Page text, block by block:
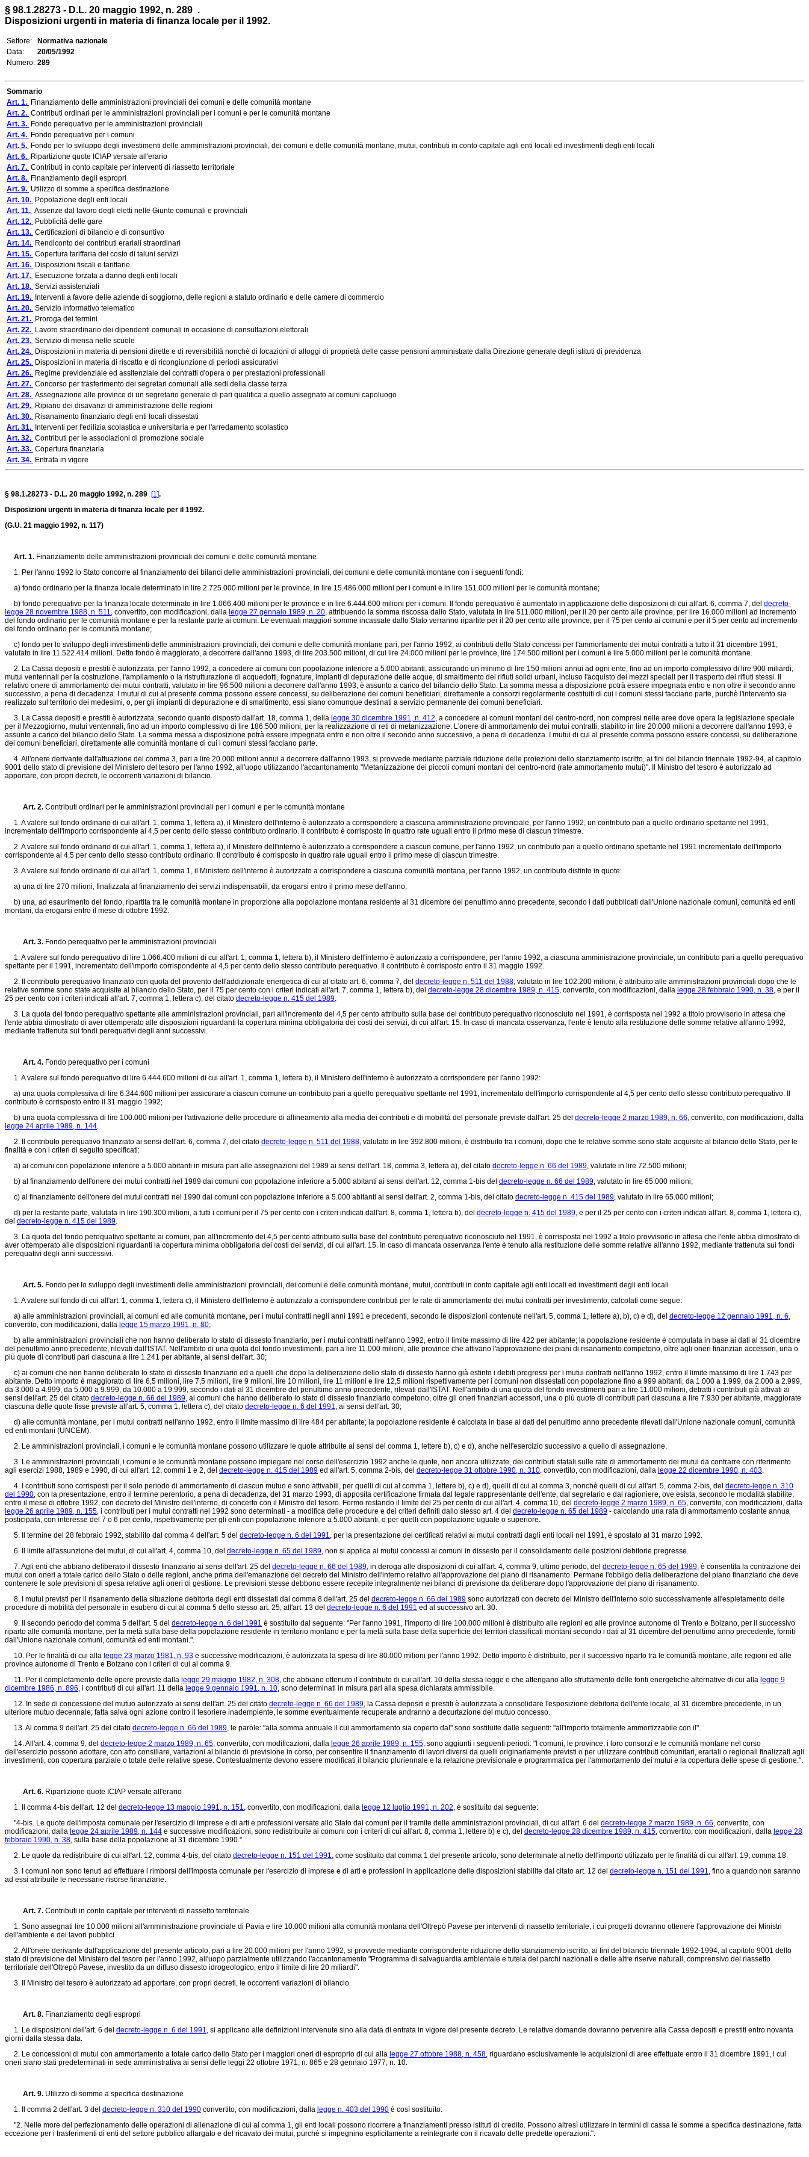
§ 98.1.28273 - D.L. 20 maggio 1992, n. 289 .
Disposizioni urgenti in materia di finanza locale per il 1992.
Settore:
Normativa nazionale
Data:
20/05/1992
Numero: 289
Sommario
Art. 1. Finanziamento delle amministrazioni provinciali dei comuni e delle comunità montane
Art. 2. Contributi ordinari per le amministrazioni provinciali per i comuni e per le comunità montane
Art. 3. Fondo perequativo per le amministrazioni provinciali
Art. 4. Fondo perequativo per i comuni
Art. 5. Fondo per lo sviluppo degli investimenti delle amministrazioni provinciali, dei comuni e delle comunità montane, mutui, contributi in conto capitale agli enti locali ed investimenti degli enti locali
Art. 6. Ripartizione quote ICIAP versate all'erario
Art. 7. Contributi in conto capitale per interventi di riassetto territoriale
Art. 8. Finanziamento degli espropri
Art. 9. Utilizzo di somme a specifica destinazione
Art. 10. Popolazione degli enti locali
Art. 11. Assenze dal lavoro degli eletti nelle Giunte comunali e provinciali
Art. 12. Pubblicità delle gare
Art. 13. Certificazioni di bilancio e di consuntivo
Art. 14. Rendiconto dei contributi erariali straordinari
Art. 15. Copertura tariffaria del costo di taluni servizi
Art. 16. Disposizioni fiscali e tariffarie
Art. 17. Esecuzione forzata a danno degli enti locali
Art. 18. Servizi assistenziali
Art. 19.
Interventi a favore delle aziende di soggiorno, delle regioni a statuto ordinario e delle camere di commercio
Art. 20. Servizio informativo telematico
Art. 21. Proroga dei termini
Art. 22. Lavoro straordinario dei dipendenti comunali in occasione di consultazioni elettorali
Art. 23. Servizio di mensa nelle scuole
Art. 24. Disposizioni in materia di pensioni dirette e di reversibilità nonchè di locazioni di alloggi di proprietà delle casse pensioni amministrate dalla Direzione generale degli istituti di previdenza
Art. 25. Disposizioni in materia di riscatto e di ricongiunzione di periodi assicurativi
Art. 26. Regime previdenziale ed assitenziale dei contratti d'opera o per prestazioni professionali
Art. 27. Concorso per trasferimento dei segretari comunali alle sedi della classe terza
Art. 28. Assegnazione alle province di un segretario generale di pari qualifica a quello assegnato ai comuni capoluogo
Art. 29. Ripiano dei disavanzi di amministrazione delle regioni
Art. 30. Risanamento finanziario degli enti locali dissestati
Art. 31.
Interventi per l'edilizia scolastica e universitaria e per l'arredamento scolastico
Art. 32. Contributi per le associazioni di promozione sociale
Art. 33. Copertura finanziaria
Art. 34. Entrata in vigore
§ 98.1.28273 - D.L. 20 maggio 1992, n. 289 [1].
Disposizioni urgenti in materia di finanza locale per il 1992.
(G.U. 21 maggio 1992, n. 117)
Art. 1. Finanziamento delle amministrazioni provinciali dei comuni e delle comunità montane
1. Per l'anno 1992 lo Stato concorre al finanziamento dei bilanci delle amministrazioni provinciali, dei comuni e delle comunità montane con i seguenti fondi:
a) fondo ordinario per la finanza locale determinato in lire 2.725.000 milioni per le province, in lire 15.486.000 milioni per i comuni e in lire 151.000 milioni per le comunità montane;
b) fondo perequativo per la finanza locale determinato in lire 1.066.400 milioni per le province e in lire 6.444.600 milioni per i comuni. Il fondo perequativo è aumentato in applicazione delle disposizioni di cui all'art. 6, comma 7, del decreto-
legge 28 novembre 1988, n. 511, convertito, con modificazioni, dalla legge 27 gennaio 1989, n. 20, attribuendo la somma riscossa dallo Stato, valutata in lire 511.000 milioni, per il 20 per cento alle province, per lire 16.000 milioni ad incremento
del fondo ordinario per le comunità montane e per la restante parte ai comuni. Le eventuali maggiori somme incassate dallo Stato verranno ripartite per il 20 per cento alle province, per il 75 per cento ai comuni e per il 5 per cento ad incremento
del fondo ordinario per le comunità montane;
c) fondo per lo sviluppo degli investimenti delle amministrazioni provinciali, dei comuni e delle comunità montane pari, per l'anno 1992, ai contributi dello Stato concessi per l'ammortamento dei mutui contratti a tutto il 31 dicembre 1991,
valutato in lire 11.522.414 milioni. Detto fondo è maggiorato, a decorrere dall'anno 1993, di lire 203.500 milioni, di cui lire 24.000 milioni per le province, lire 174.500 milioni per i comuni e lire 5.000 milioni per le comunità montane.
2. La Cassa depositi e prestiti è autorizzata, per l'anno 1992, a concedere ai comuni con popolazione inferiore a 5.000 abitanti, assicurando un minimo di lire 150 milioni annui ad ogni ente, fino ad un importo complessivo di lire 900 miliardi,
mutui ventennali per la costruzione, l'ampliamento o la ristrutturazione di acquedotti, fognature, impianti di depurazione delle acque, di smaltimento dei rifiuti solidi urbani, incluso l'acquisto dei mezzi speciali per il trasporto dei rifiuti stessi. Il
relativo onere di ammortamento dei mutui contratti, valutato in lire 96.500 milioni a decorrere dall'anno 1993, è assunto a carico del bilancio dello Stato. La somma messa a disposizione potrà essere impegnata entro e non oltre il secondo anno
successivo, a pena di decadenza. I mutui di cui al presente comma possono essere concessi, su deliberazione dei comuni beneficiari, direttamente a consorzi regolarmente costituiti di cui i comuni stessi facciano parte, purchè l'intervento sia
realizzato sul territorio dei medesimi, o, per gli impianti di depurazione e di smaltimento, essi siano comunque destinati a servizio permanente dei comuni beneficiari.
3. La Cassa depositi e prestiti è autorizzata, secondo quanto disposto dall'art. 18, comma 1, della legge 30 dicembre 1991, n. 412, a concedere ai comuni montani del centro-nord, non compresi nelle aree dove opera la legislazione speciale
per il Mezzogiorno, mutui ventennali, fino ad un importo complessivo di lire 186.500 milioni, per la realizzazione di reti di metanizzazione. L'onere di ammortamento dei mutui contratti, stabilito in lire 20.000 milioni a decorrere dall'anno 1993, è
assunto a carico del bilancio dello Stato. La somma messa a disposizione potrà essere impegnata entro e non oltre il secondo anno successivo, a pena di decadenza. I mutui di cui al presente comma possono essere concessi, su deliberazione
dei comuni beneficiari, direttamente alle comunità montane di cui i comuni stessi facciano parte.
4. All'onere derivante dall'attuazione del comma 3, pari a lire 20.000 milioni annui a decorrere dall'anno 1993, si provvede mediante parziale riduzione delle proiezioni dello stanziamento iscritto, ai fini del bilancio triennale 1992-94, al capitolo
9001 dello stato di previsione del Ministero del tesoro per l'anno 1992, all'uopo utilizzando l'accantonamento "Metanizzazione dei piccoli comuni montani del centro-nord (rate ammortamento mutui)". Il Ministro del tesoro è autorizzato ad
apportare, con propri decreti, le occorrenti variazioni di bilancio.
Art. 2. Contributi ordinari per le amministrazioni provinciali per i comuni e per le comunità montane
1. A valere sul fondo ordinario di cui all'art. 1, comma 1, lettera a), il Ministero dell'interno è autorizzato a corrispondere a ciascuna amministrazione provinciale, per l'anno 1992, un contributo pari a quello ordinario spettante nel 1991,
incrementato dell'importo corrispondente al 4,5 per cento dello stesso contributo ordinario. Il contributo è corrisposto in quattro rate uguali entro il primo mese di ciascun trimestre.
2. A valere sul fondo ordinario di cui all'art. 1, comma 1, lettera a), il Ministero dell'interno è autorizzato a corrispondere a ciascun comune, per l'anno 1992, un contributo pari a quello ordinario spettante nel 1991 incrementato dell'importo
corrispondente al 4,5 per cento dello stesso contributo ordinario. Il contributo è corrisposto in quattro rate uguali entro il primo mese di ciascun trimestre.
3. A valere sul fondo ordinario di cui all'art. 1, comma 1, il Ministero dell'interno è autorizzato a corrispondere a ciascuna comunità montana, per l'anno 1992, un contributo distinto in quote:
a) una di lire 270 milioni, finalizzata al finanziamento dei servizi indispensabili, da erogarsi entro il primo mese dell'anno;
b) una, ad esaurimento del fondo, ripartita tra le comunità montane in proporzione alla popolazione montana residente al 31 dicembre del penultimo anno precedente, secondo i dati pubblicati dall'Unione nazionale comuni, comunità ed enti
montani, da erogarsi entro il mese di ottobre 1992.
Art. 3. Fondo perequativo per le amministrazioni provinciali
1. A valere sul fondo perequativo di lire 1.066.400 milioni di cui all'art. 1, comma 1, lettera b), il Ministero dell'interno è autorizzato a corrispondere, per l'anno 1992, a ciascuna amministrazione provinciale, un contributo pari a quello perequativo
spettante per il 1991, incrementato dell'importo corrispondente al 4,5 per cento dello stesso contributo perequativo. Il contributo è corrisposto entro il 31 maggio 1992.
2. Il contributo perequativo finanziato con quota del provento dell'addizionale energetica di cui al citato art. 6, comma 7, del decreto-legge n. 511 del 1988, valutato in lire 102.200 milioni, è attribuito alle amministrazioni provinciali dopo che le
relative somme sono state acquisite al bilancio dello Stato, per il 75 per cento con i criteri indicati all'art. 7, comma 1, lettera b), del decreto-legge 28 dicembre 1989, n. 415, convertito, con modificazioni, dalla legge 28 febbraio 1990, n. 38, e per il
25 per cento con i criteri indicati all'art. 7, comma 1, lettera c), del citato decreto-legge n. 415 del 1989.
3. La quota del fondo perequativo spettante alle amministrazioni provinciali, pari all'incremento del 4,5 per cento attribuito sulla base del contributo perequativo riconosciuto nel 1991, è corrisposta nel 1992 a titolo provvisorio in attesa che
l'ente abbia dimostrato di aver ottemperato alle disposizioni riguardanti la copertura minima obbligatoria dei costi dei servizi, di cui all'art. 15. In caso di mancata osservanza, l'ente è tenuto alla restituzione delle somme relative all'anno 1992,
mediante trattenuta sui fondi perequativi degli anni successivi.
Art. 4. Fondo perequativo per i comuni
1. A valere sul fondo perequativo di lire 6.444.600 milioni di cui all'art. 1, comma 1, lettera b), il Ministero dell'interno è autorizzato a corrispondere per l'anno 1992:
a) una quota complessiva di lire 6.344.600 milioni per assicurare a ciascun comune un contributo pari a quello perequativo spettante nel 1991, incrementato dell'importo corrispondente al 4,5 per cento dello stesso contributo perequativo. Il
contributo è corrisposto entro il 31 maggio 1992;
b) una quota complessiva di lire 100.000 milioni per l'attivazione delle procedure di allineamento alla media dei contributi e di mobilità del personale previste dall'art. 25 del decreto-legge 2 marzo 1989, n. 66, convertito, con modificazioni, dalla
legge 24 aprile 1989, n. 144.
2. Il contributo perequativo finanziato ai sensi dell'art. 6, comma 7, del citato decreto-legge n. 511 del 1988, valutato in lire 392.800 milioni, è distribuito tra i comuni, dopo che le relative somme sono state acquisite al bilancio dello Stato, per le
finalità e con i criteri di seguito specificati:
a) ai comuni con popolazione inferiore a 5.000 abitanti in misura pari alle assegnazioni del 1989 ai sensi dell'art. 18, comma 3, lettera a), del citato decreto-legge n. 66 del 1989, valutate in lire 72.500 milioni;
b) al finanziamento dell'onere dei mutui contratti nel 1989 dai comuni con popolazione inferiore a 5.000 abitanti ai sensi dell'art. 12, comma 1-bis del decreto-legge n. 66 del 1989, valutato in lire 65.000 milioni;
c) al finanziamento dell'onere dei mutui contratti nel 1990 dai comuni con popolazione inferiore a 5.000 abitanti ai sensi dell'art. 2, comma 1-bis, del citato decreto-legge n. 415 del 1989, valutato in lire 65.000 milioni;
d) per la restante parte, valutata in lire 190.300 milioni, a tutti i comuni per il 75 per cento con i criteri indicati dall'art. 8, comma 1, lettera b), del decreto-legge n. 415 del 1989, e per il 25 per cento con i criteri indicati all'art. 8, comma 1, lettera c),
del decreto-legge n. 415 del 1989.
3. La quota del fondo perequativo spettante ai comuni, pari all'incremento del 4,5 per cento attribuito sulla base del contributo perequativo riconosciuto nel 1991, è corrisposta nel 1992 a titolo provvisorio in attesa che l'ente abbia dimostrato di
aver ottemperato alle disposizioni riguardanti la copertura minima obbligatoria dei costi dei servizi, di cui all'art. 15. In caso di mancata osservanza l'ente è tenuto alla restituzione delle somme relative all'anno 1992, mediante trattenuta sui fondi
perequativi degli anni successivi.
Art. 5. Fondo per lo sviluppo degli investimenti delle amministrazioni provinciali, dei comuni e delle comunità montane, mutui, contributi in conto capitale agli enti locali ed investimenti degli enti locali
1. A valere sul fondo di cui all'art. 1, comma 1, lettera c), il Ministero dell'interno è autorizzato a corrispondere contributi per le rate di ammortamento dei mutui contratti per investimento, calcolati come segue:
a) alle amministrazioni provinciali, ai comuni ed alle comunità montane, per i mutui contratti negli anni 1991 e precedenti, secondo le disposizioni contenute nell'art. 5, comma 1, lettere a), b), c) e d), del decreto-legge 12 gennaio 1991, n. 6,
convertito, con modificazioni, dalla legge 15 marzo 1991, n. 80;
b) alle amministrazioni provinciali che non hanno deliberato lo stato di dissesto finanziario, per i mutui contratti nell'anno 1992, entro il limite massimo di lire 422 per abitante; la popolazione residente è computata in base ai dati al 31 dicembre
del penultimo anno precedente, rilevati dall'ISTAT. Nell'ambito di una quota del fondo investimenti, pari a lire 11.000 milioni, alle province che attivano l'approvazione dei piani di risanamento competono, oltre agli oneri finanziari accessori, una o
più quote di contributi pari ciascuna a lire 1.241 per abitante, ai sensi dell'art. 30;
c) ai comuni che non hanno deliberato lo stato di dissesto finanziario ed a quelli che dopo la deliberazione dello stato di dissesto hanno già estinto i debiti pregressi per i mutui contratti nell'anno 1992, entro il limite massimo di lire 1.743 per
abitante. Detto importo è maggiorato di lire 6,5 milioni, lire 7,5 milioni, lire 9 milioni, lire 10 milioni, lire 11 milioni e lire 12,5 milioni rispettivamente per i comuni non dissestati con popolazione fino a 999 abitanti, da 1.000 a 1.999, da 2.000 a 2.999,
da 3.000 a 4.999, da 5.000 a 9.999, da 10.000 a 19.999, secondo i dati al 31 dicembre del penultimo anno precedente, rilevati dall'ISTAT. Nell'ambito di una quota del fondo investimenti pari a lire 11.000 milioni, detratti i contributi già attivati ai
sensi dell'art. 25 del citato decreto-legge n. 66 del 1989, ai comuni che hanno deliberato lo stato di dissesto finanziario competono, oltre gli oneri finanziari accessori, una o più quote di contributi pari ciascuna a lire 7.930 per abitante, maggiorate
ciascuna delle quote fisse previste all'art. 5, comma 1, lettera c), del citato decreto-legge n. 6 del 1991, ai sensi dell'art. 30;
d) alle comunità montane, per i mutui contratti nell'anno 1992, entro il limite massimo di lire 484 per abitante; la popolazione residente è calcolata in base ai dati del penultimo anno precedente rilevati dall'Unione nazionale comuni, comunità
ed enti montani (UNCEM).
2. Le amministrazioni provinciali, i comuni e le comunità montane possono utilizzare le quote attribuite ai sensi del comma 1, lettere b), c) e d), anche nell'esercizio successivo a quello di assegnazione.
3. Le amministrazioni provinciali, i comuni e le comunità montane possono impiegare nel corso dell'esercizio 1992 anche le quote, non ancora utilizzate, dei contributi statali sulle rate di ammortamento dei mutui da contrarre con riferimento
agli esercizi 1988, 1989 e 1990, di cui all'art. 12, commi 1 e 2, del decreto-legge n. 415 del 1989 ed all'art. 5, comma 2-bis, del decreto-legge 31 ottobre 1990, n. 310, convertito, con modificazioni, dalla legge 22 dicembre 1990, n. 403.
4. I contributi sono corrisposti per il solo periodo di ammortamento di ciascun mutuo e sono attivabili, per quelli di cui al comma 1, lettere b), c) e d), quelli di cui al comma 3, nonchè quelli di cui all'art. 5, comma 2-bis, del decreto-legge n. 310
del 1990, con la presentazione, entro il termine perentorio, a pena di decadenza, del 31 marzo 1993, di apposita certificazione firmata dal legale rappresentante dell'ente, dal segretario e dal ragioniere, ove esista, secondo le modalità stabilite,
entro il mese di ottobre 1992, con decreto del Ministro dell'interno, di concerto con il Ministro del tesoro. Fermo restando il limite del 25 per cento di cui all'art. 4, comma 10, del decreto-legge 2 marzo 1989, n. 65, convertito, con modificazioni, dalla
legge 26 aprile 1989, n. 155, i contributi per i mutui contratti nel 1992 sono determinati - a modifica delle procedure e dei criteri definiti dallo stesso art. 4 del decreto-legge n. 65 del 1989 - calcolando una rata di ammortamento costante annua
posticipata, con interesse del 7 o 6 per cento, rispettivamente per gli enti con popolazione inferiore a 5.000 abitanti, o per quelli con popolazione uguale o superiore.
5. Il termine del 28 febbraio 1992, stabilito dal comma 4 dell'art. 5 del decreto-legge n. 6 del 1991, per la presentazione dei certificati relativi ai mutui contratti dagli enti locali nel 1991, è spostato al 31 marzo 1992.
6. Il limite all'assunzione dei mutui, di cui all'art. 4, comma 10, del decreto-legge n. 65 del 1989, non si applica ai mutui concessi ai comuni in dissesto per il consolidamento delle posizioni debitorie pregresse.
7. Agli enti che abbiano deliberato il dissesto finanziario ai sensi dell'art. 25 del decreto-legge n. 66 del 1989, in deroga alle disposizioni di cui all'art. 4, comma 9, ultimo periodo, del decreto-legge n. 65 del 1989, è consentita la contrazione dei
mutui con oneri a totale carico dello Stato o delle regioni, anche prima dell'emanazione del decreto del Ministro dell'interno relativo all'approvazione del piano di risanamento. Permane l'obbligo della deliberazione del piano finanziario che deve
contenere le sole previsioni di spesa relative agli oneri di gestione. Le previsioni stesse debbono essere recepite integralmente nei bilanci di previsione da deliberare dopo l'approvazione del piano di risanamento.
8. I mutui previsti per il risanamento della situazione debitoria degli enti dissestati dal comma 8 dell'art. 25 del decreto-legge n. 66 del 1989 sono autorizzati con decreto del Ministro dell'interno solo successivamente all'espletamento delle
procedure di mobilità del personale in esubero di cui al comma 5 dello stesso art. 25, all'art. 13 del decreto-legge n. 6 del 1991 ed al successivo art. 30.
9. Il secondo periodo del comma 5 dell'art. 5 del decreto-legge n. 6 del 1991 è sostituito dal seguente: "Per l'anno 1991, l'importo di lire 100.000 milioni è distribuito alle regioni ed alle province autonome di Trento e Bolzano, per il successivo
riparto alle comunità montane, per la metà sulla base della popolazione residente in territorio montano e per la metà sulla base della superficie dei territori classificati montani secondo i dati al 31 dicembre del penultimo anno precedente, forniti
dall'Unione nazionale comuni, comunità ed enti montani.".
10. Per le finalità di cui alla legge 23 marzo 1981, n. 93 e successive modificazioni, è autorizzata la spesa di lire 80.000 milioni per l'anno 1992. Detto importo è distribuito, per il successivo riparto tra le comunità montane, alle regioni ed alle
province autonome di Trento e Bolzano con i criteri di cui al comma 9.
11. Per il completamento delle opere previste dalla legge 29 maggio 1982, n. 308, che abbiano ottenuto il contributo di cui all'art. 10 della stessa legge e che attengano allo sfruttamento delle fonti energetiche alternative di cui alla legge 9
dicembre 1986, n. 896, i contributi di cui all'art. 11 della legge 9 gennaio 1991, n. 10, sono determinati in misura pari alla spesa dichiarata ammissibile.
12. In sede di concessione del mutuo autorizzato ai sensi dell'art. 25 del citato decreto-legge n. 66 del 1989, la Cassa depositi e prestiti è autorizzata a consolidare l'esposizione debitoria dell'ente locale, al 31 dicembre precedente, in un
ulteriore mutuo decennale; fatta salva ogni azione contro il tesoriere inadempiente, le somme eventualmente recuperate andranno a decurtazione del mutuo concesso.
13. Al comma 9 dell'art. 25 del citato decreto-legge n. 66 del 1989, le parole: "alla somma annuale il cui ammortamento sia coperto dal" sono sostituite dalle seguenti: "all'importo totalmente ammortizzabile con il".
14. All'art. 4, comma 9, del decreto-legge 2 marzo 1989, n. 65, convertito, con modificazioni, dalla legge 26 aprile 1989, n. 155, sono aggiunti i seguenti periodi: "I comuni, le province, i loro consorzi e le comunità montane nel corso
dell'esercizio possono adottare, con atto consiliare, variazioni al bilancio di previsione in corso, per consentire il finanziamento di lavori diversi da quelli originariamente previsti o per utilizzare contributi comunitari, erariali o regionali finalizzati agli
investimenti, con copertura parziale o totale delle relative spese. Contestualmente devono essere modificati il bilancio pluriennale e la relazione previsionale e programmatica per l'ammortamento dei mutui e la copertura delle spese di gestione.".
Art. 6. Ripartizione quote ICIAP versate all'erario
1. Il comma 4-bis dell'art. 12 del decreto-legge 13 maggio 1991, n. 151, convertito, con modificazioni, dalla legge 12 luglio 1991, n. 202, è sostituito dal seguente:
"4-bis. Le quote dell'imposta comunale per l'esercizio di imprese e di arti e professioni versate allo Stato dai comuni per il tramite delle amministrazioni provinciali, di cui all'art. 6 del decreto-legge 2 marzo 1989, n. 66, convertito, con
modificazioni, dalla legge 24 aprile 1989, n. 144 e successive modificazioni, sono redistribuite ai comuni con i criteri di cui all'art. 8, comma 1, lettere b) e c), del decreto-legge 28 dicembre 1989, n. 415, convertito, con modificazioni, dalla legge 28
febbraio 1990, n. 38, sulla base della popolazione al 31 dicembre 1990.".
2. Le quote da redistribuire di cui all'art. 12, comma 4-bis, del citato decreto-legge n. 151 del 1991, come sostituito dal comma 1 del presente articolo, sono determinate al netto dell'importo utilizzato per le finalità di cui all'art. 19, comma 18.
3. I comuni non sono tenuti ad effettuare i rimborsi dell'imposta comunale per l'esercizio di imprese e di arti e professioni in applicazione delle disposizioni stabilite dal citato art. 12 del decreto-legge n. 151 del 1991, fino a quando non saranno
ad essi attribuite le necessarie risorse finanziarie.
Art. 7. Contributi in conto capitale per interventi di riassetto territoriale
1. Sono assegnati lire 10.000 milioni all'amministrazione provinciale di Pavia e lire 10.000 milioni alla comunità montana dell'Oltrepò Pavese per interventi di riassetto territoriale, i cui progetti dovranno ottenere l'approvazione dei Ministri
dell'ambiente e dei lavori pubblici.
2. All'onere derivante dall'applicazione del presente articolo, pari a lire 20.000 milioni per l'anno 1992, si provvede mediante corrispondente riduzione dello stanziamento iscritto, ai fini del bilancio triennale 1992-1994, al capitolo 9001 dello
stato di previsione del Ministero del tesoro per l'anno 1992, all'uopo parzialmente utilizzando l'accantonamento "Programma di salvaguardia ambientale e tutela dei parchi nazionali e delle altre riserve naturali, comprensivo del riassetto
territoriale dell'Oltrepò Pavese, investito da un diffuso dissesto idrogeologico, entro il limite di lire 20 miliardi".
3. Il Ministro del tesoro è autorizzato ad apportare, con propri decreti, le occorrenti variazioni di bilancio.
Art. 8. Finanziamento degli espropri
1. Le disposizioni dell'art. 6 del decreto-legge n. 6 del 1991, si applicano alle definizioni intervenute sino alla data di entrata in vigore del presente decreto. Le relative domande dovranno pervenire alla Cassa depositi e prestiti entro novanta
giorni dalla stessa data.
2. Le concessioni di mutui con ammortamento a totale carico dello Stato per i maggiori oneri di esproprio di cui alla legge 27 ottobre 1988, n. 458, riguardano esclusivamente le acquisizioni di aree effettuate entro il 31 dicembre 1991, i cui
oneri siano stati predeterminati in sede amministrativa ai sensi delle leggi 22 ottobre 1971, n. 865 e 28 gennaio 1977, n. 10.
Art. 9. Utilizzo di somme a specifica destinazione
1. Il comma 2 dell'art. 3 del decreto-legge n. 310 del 1990 convertito, con modificazioni, dalla legge n. 403 del 1990 è così sostituito:
"2. Nelle more del perfezionamento delle operazioni di alienazione di cui al comma 1, gli enti locali possono ricorrere a finanziamenti presso istituti di credito. Possono altresì utilizzare in termini di cassa le somme a specifica destinazione, fatta
eccezione per i trasferimenti di enti del settore pubblico allargato e del ricavato dei mutui, purchè si impegnino esplicitamente a reintegrarle con il ricavato delle predette operazioni.".